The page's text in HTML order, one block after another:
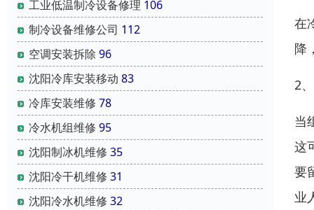
工业低温制冷设备修理 106
制冷设备维修公司 112
空调安装拆除 96
沈阳冷库安装移动 83
冷库安装维修 78
冷水机组维修 95
沈阳制冰机维修 35
沈阳冷干机维修 31
沈阳冷水机维修 32
在
降
2
当
这
要
业